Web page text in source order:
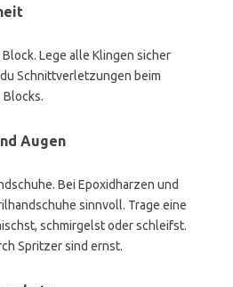
Lege alle Klingen sicher
Schnittverletzungen beim
Augen
Bei Epoxidharzen und
sinnvoll. Trage eine
schmirgelst oder schleifst.
Spritzer sind ernst.